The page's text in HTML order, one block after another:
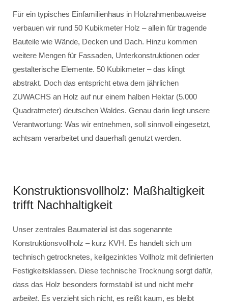
Für ein typisches Einfamilienhaus in Holzrahmenbauweise
verbauen wir rund 50 Kubikmeter Holz – allein für tragende
Bauteile wie Wände, Decken und Dach. Hinzu kommen
weitere Mengen für Fassaden, Unterkonstruktionen oder
gestalterische Elemente. 50 Kubikmeter – das klingt
abstrakt. Doch das entspricht etwa dem jährlichen
ZUWACHS an Holz auf nur einem halben Hektar (5.000
Quadratmeter) deutschen Waldes. Genau darin liegt unsere
Verantwortung: Was wir entnehmen, soll sinnvoll eingesetzt,
achtsam verarbeitet und dauerhaft genutzt werden.
Konstruktionsvollholz: Maßhaltigkeit
trifft Nachhaltigkeit
Unser zentrales Baumaterial ist das sogenannte
Konstruktionsvollholz – kurz KVH. Es handelt sich um
technisch getrocknetes, keilgezinktes Vollholz mit definierten
Festigkeitsklassen. Diese technische Trocknung sorgt dafür,
dass das Holz besonders formstabil ist und nicht mehr
arbeitet. Es verzieht sich nicht, es reißt kaum, es bleibt